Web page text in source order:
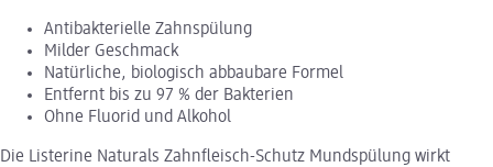
Antibakterielle Zahnspülung
Milder Geschmack
Natürliche, biologisch abbaubare Formel
Entfernt bis zu 97 % der Bakterien
Ohne Fluorid und Alkohol
Die Listerine Naturals Zahnfleisch-Schutz Mundspülung wirkt